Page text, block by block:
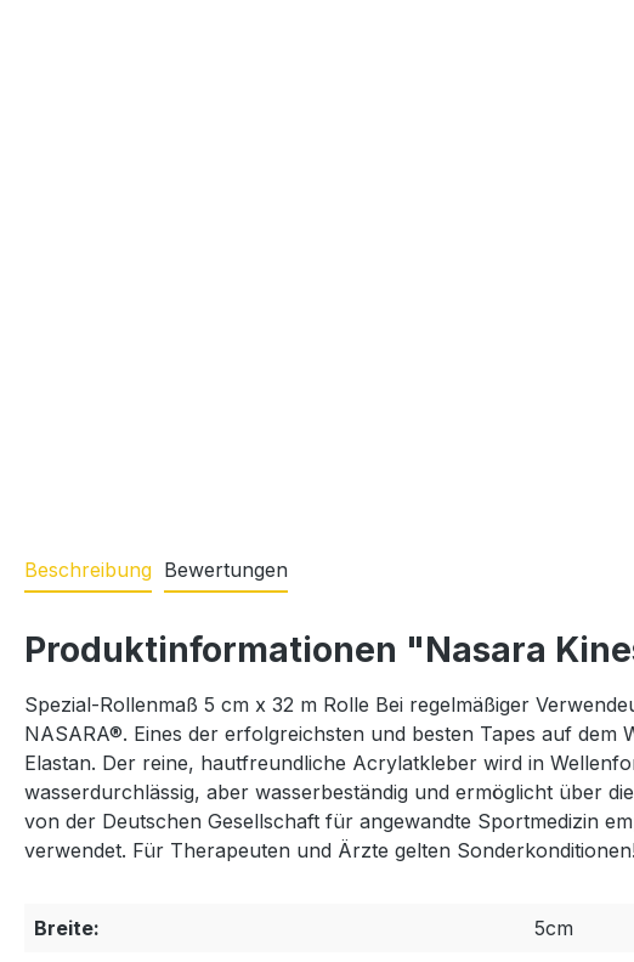
Beschreibung Bewertungen
Produktinformationen "Nasara
Spezial-Rollenmaß 5 cm x 32 m Rolle Bei regelmäßiger
NASARA®. Eines der erfolgreichsten und besten Tapes auf dem
Elastan. Der reine, hautfreundliche Acrylatkleber wird in
wasserdurchlässig, aber wasserbeständig und ermöglicht über
von der Deutschen Gesellschaft für angewandte Sportmedizin
verwendet. Für Therapeuten und Ärzte gelten
Breite:
5cm